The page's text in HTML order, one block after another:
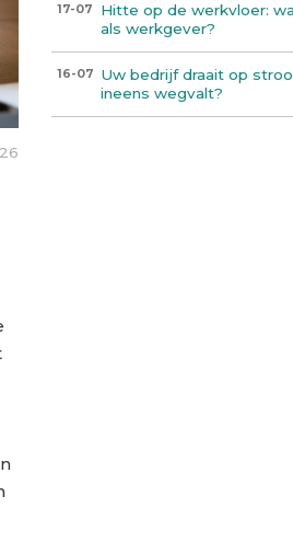
17-07
Hitte op de werkvloer:
als werkgever?
16-07
Uw bedrijf draait op
ineens wegvalt?